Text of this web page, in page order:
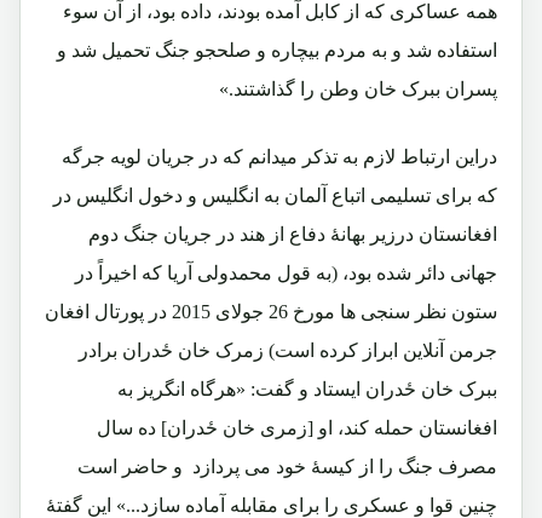
همه عساکری که از کابل آمده بودند، داده بود، از آن سوء
استفاده شد و به مردم بیچاره و صلحجو جنگ تحمیل شد و
پسران ببرک خان وطن را گذاشتند.»
دراین ارتباط لازم به تذکر میدانم که در جریان لویه جرگه
که برای تسلیمی اتباع آلمان به انگلیس و دخول انگلیس در
افغانستان درزیر بهانۀ دفاع از هند در جریان جنگ دوم
جهانی دائر شده بود، (به قول محمدولی آریا که اخیراً در
ستون نظر سنجی ها مورخ 26 جولای 2015 در پورتال افغان
جرمن آنلاین ابراز کرده است) زمرک خان ځدران برادر
ببرک خان ځدران ایستاد و گفت: «هرگاه انگریز به
افغانستان حمله کند، او [زمری خان ځدران] ده سال
مصرف جنگ را از کیسۀ خود می پردازد و حاضر است
چنین قوا و عسکری را برای مقابله آماده سازد...» این گفتۀ